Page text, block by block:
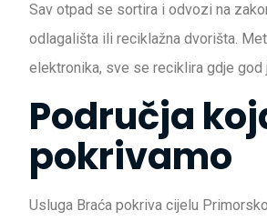
Sav otpad se sortira i odvozi na
odlagališta ili reciklažna dvorišta.
elektronika, sve se reciklira gdje god
Područja
pokrivamo
Usluga Braća pokriva cijelu